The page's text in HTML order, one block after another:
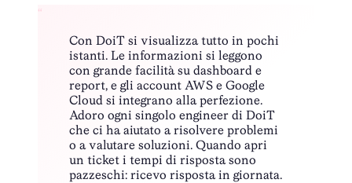
“
Con DoiT si visualizza tutto in pochi
istanti. Le informazioni si leggono
con grande facilità su dashboard e
report, e gli account AWS e Google
Cloud si integrano alla perfezione.
Adoro ogni singolo engineer di DoiT
che ci ha aiutato a risolvere problemi
o a valutare soluzioni. Quando apri
un ticket i tempi di risposta sono
pazzeschi: ricevo risposta in giornata.